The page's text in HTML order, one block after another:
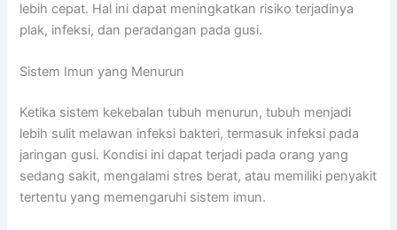
lebih cepat. Hal ini dapat meningkatkan risiko terjadinya
plak, infeksi, dan peradangan pada gusi.
Sistem Imun yang Menurun
Ketika sistem kekebalan tubuh menurun, tubuh menjadi
lebih sulit melawan infeksi bakteri, termasuk infeksi pada
jaringan gusi. Kondisi ini dapat terjadi pada orang yang
sedang sakit, mengalami stres berat, atau memiliki penyakit
tertentu yang memengaruhi sistem imun.